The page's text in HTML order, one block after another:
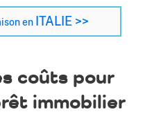
en ITALIE >>
coûts pour
immobilier